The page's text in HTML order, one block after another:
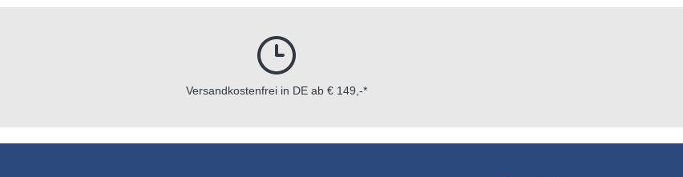
Versandkostenfrei in DE ab € 149,-*